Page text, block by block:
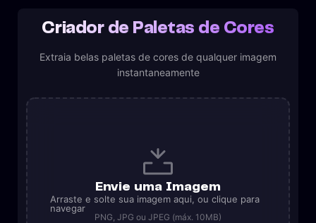
Criador de Paletas de Cores
Extraia belas paletas de cores de qualquer imagem
instantaneamente
Envie uma Imagem
Arraste e solte sua imagem aqui, ou clique para
navegar
PNG, JPG ou JPEG (máx. 10MB)